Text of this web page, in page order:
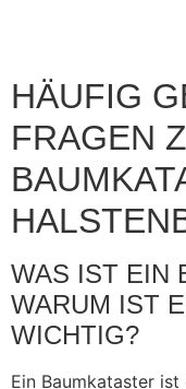
HÄUFIG
FRAGEN
WAS IST EIN
WARUM IST
WICHTIG?
Ein Baumkataster